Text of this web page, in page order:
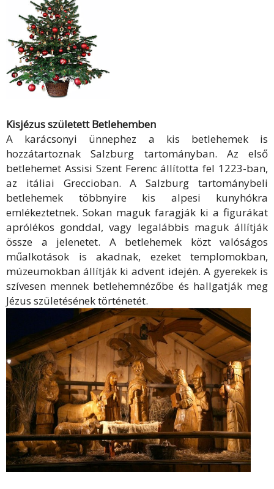
Kisjézus született Betlehemben
A karácsonyi ünnephez a kis betlehemek is
hozzátartoznak Salzburg tartományban. Az első
betlehemet Assisi Szent Ferenc állította fel 1223-ban,
az itáliai Greccioban. A Salzburg tartománybeli
betlehemek többnyire kis alpesi kunyhókra
emlékeztetnek. Sokan maguk faragják ki a figurákat
aprólékos gonddal, vagy legalábbis maguk állítják
össze a jelenetet. A betlehemek közt valóságos
műalkotások is akadnak, ezeket templomokban,
múzeumokban állítják ki advent idején. A gyerekek is
szívesen mennek betlehemnézőbe és hallgatják meg
Jézus születésének történetét.